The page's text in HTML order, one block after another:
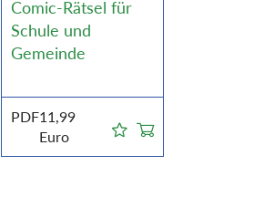
Comic-Rätsel für
Schule und
Gemeinde
PDF11,99
Euro